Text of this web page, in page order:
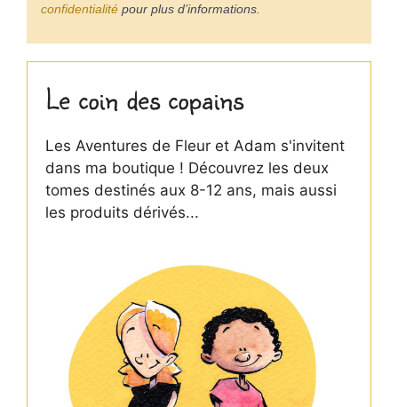
confidentialité pour plus d’informations.
Le coin des copains
Les Aventures de Fleur et Adam s'invitent
dans ma boutique ! Découvrez les deux
tomes destinés aux 8-12 ans, mais aussi
les produits dérivés...